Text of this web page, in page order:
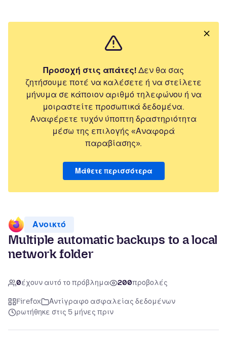
Προσοχή στις απάτες! Δεν θα σας
ζητήσουμε ποτέ να καλέσετε ή να στείλετε
μήνυμα σε κάποιον αριθμό τηλεφώνου ή να
μοιραστείτε προσωπικά δεδομένα.
Αναφέρετε τυχόν ύποπτη δραστηριότητα
μέσω της επιλογής «Αναφορά
παραβίασης».
Μάθετε περισσότερα
Ανοικτό
Multiple automatic backups to a local
network folder
0έχουν αυτό το πρόβλημα 200προβολές
Firefox
Αντίγραφο ασφαλείας δεδομένων
ρωτήθηκε στις 5 μήνες πριν